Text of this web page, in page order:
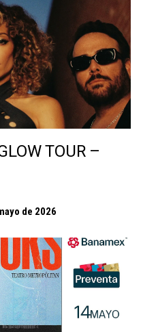
TOUR –
de 2026